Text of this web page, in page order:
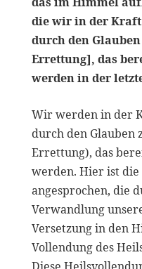
die wir in der
durch den
Errettung], das
werden in der
Wir werden in der
durch den Glauben
Errettung), das
werden. Hier ist
angesprochen, die
Verwandlung
Versetzung in den
Vollendung des